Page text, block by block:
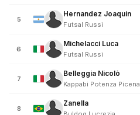
5
Hernandez Joaquin
Futsal Russi
6
Michelacci Luca
Futsal Russi
7
Belleggia Nicolò
Kappabi Potenza Picena
8
Zanella